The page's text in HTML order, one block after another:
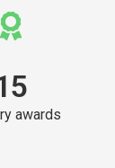
awards